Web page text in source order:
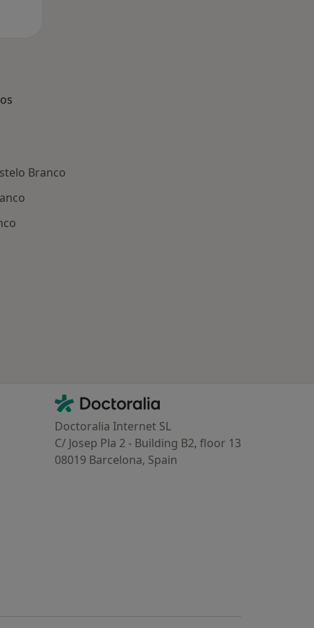
Branco
Contacto
Doctoralia - Homepage
Doctoralia Internet SL
C/ Josep Pla 2 - Building B2, floor 13
08019 Barcelona, Spain